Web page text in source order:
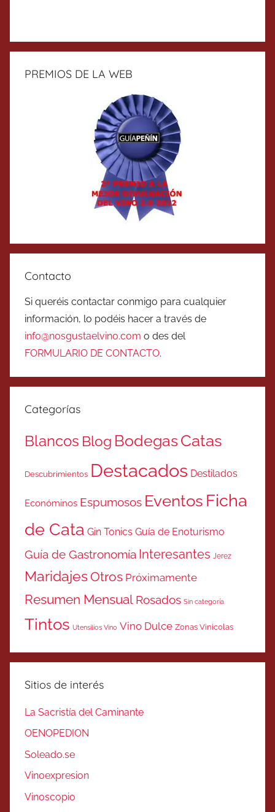
PREMIOS DE LA WEB
Contacto
Si queréis contactar conmigo para cualquier
información, lo podéis hacer a través de
info@nosgustaelvino.com o des del
FORMULARIO DE CONTACTO.
Categorías
Blancos Blog BodegasCatas
Descubrimientos Destacados Destilados
Económinos Espumosos Eventos Ficha
de Cata Gin Tonics Guía de Enoturismo
Guía de Gastronomía Interesantes Jerez
MaridajesOtros Próximamente
Resumen Mensual Rosados Sin categoría
Tintos Utensilios Vino Vino Dulce Zonas Vinicolas
Sitios de interés
La Sacristía del Caminante
OENOPEDION
Soleado.se
Vinoexpresion
Vinoscopio